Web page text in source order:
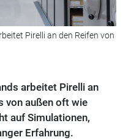
Pirelli an den Reifen von
arbeitet Pirelli an
von außen oft wie
auf Simulationen,
Erfahrung.